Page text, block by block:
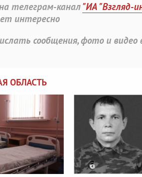
телеграм-канал"ИА "Взгляд-
интересно
сообщения, фото и
ОБЛАСТЬ